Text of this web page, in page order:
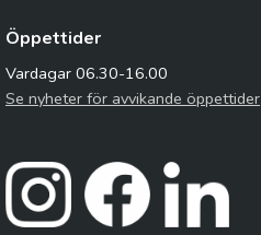
Öppettider
Vardagar 06.30-16.00
Se nyheter för avvikande öppettider